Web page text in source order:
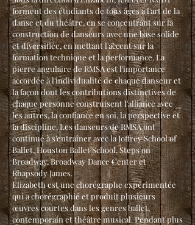
forment des étudiants de tous âges à l'art de la
danse et du théâtre, en se concentrant sur la
construction de danseurs avec une base solide
et diversifiée, en mettant l'accent sur la
formation technique et la performance. La
pierre angulaire de RMSA est l'importance
accordée à l'individualité de chaque danseur et
la façon dont les contributions distinctives de
chaque personne construisent l'alliance avec
les autres, la confiance en soi, la perspective et
la discipline. Les danseurs de RMSA ont
continué à s'entraîner avec la Joffrey School of
Ballet, Houston Ballet School, Steps on
Broadway, Broadway Dance Center et
Rhapsody James.
Elizabeth est une chorégraphe expérimentée
qui a chorégraphié et produit plusieurs
œuvres courtes dans les genres ballet,
contemporain et théâtre musical. Pendant plus